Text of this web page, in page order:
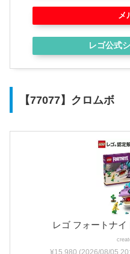
メ
レゴ公式
【77077】クロムボ
レゴ フォートナ